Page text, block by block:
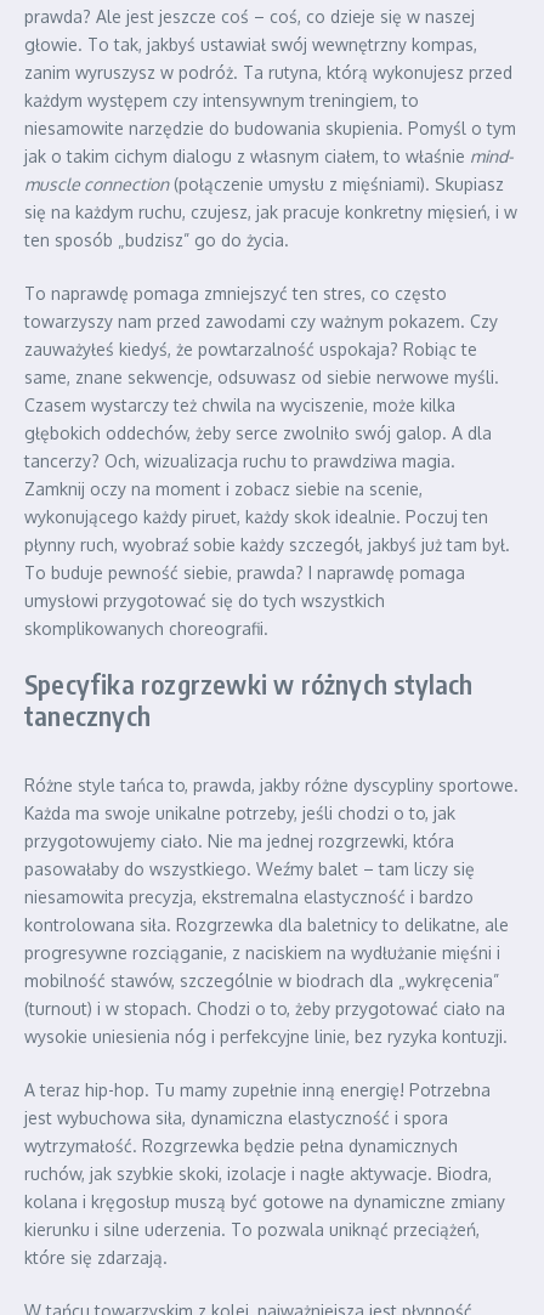
prawda? Ale jest jeszcze coś – coś, co dzieje się w naszej
głowie. To tak, jakbyś ustawiał swój wewnętrzny kompas,
zanim wyruszysz w podróż. Ta rutyna, którą wykonujesz przed
każdym występem czy intensywnym treningiem, to
niesamowite narzędzie do budowania skupienia. Pomyśl o tym
jak o takim cichym dialogu z własnym ciałem, to właśnie mind-
muscle connection(połączenie umysłu z mięśniami). Skupiasz
się na każdym ruchu, czujesz, jak pracuje konkretny mięsień, i w
ten sposób „budzisz” go do życia.
To naprawdę pomaga zmniejszyć ten stres, co często
towarzyszy nam przed zawodami czy ważnym pokazem. Czy
zauważyłeś kiedyś, że powtarzalność uspokaja? Robiąc te
same, znane sekwencje, odsuwasz od siebie nerwowe myśli.
Czasem wystarczy też chwila na wyciszenie, może kilka
głębokich oddechów, żeby serce zwolniło swój galop. A dla
tancerzy? Och, wizualizacja ruchu to prawdziwa magia.
Zamknij oczy na moment i zobacz siebie na scenie,
wykonującego każdy piruet, każdy skok idealnie. Poczuj ten
płynny ruch, wyobraź sobie każdy szczegół, jakbyś już tam był.
To buduje pewność siebie, prawda? I naprawdę pomaga
umysłowi przygotować się do tych wszystkich
skomplikowanych choreografii.
Specyfika rozgrzewki w różnych stylach
tanecznych
Różne style tańca to, prawda, jakby różne dyscypliny sportowe.
Każda ma swoje unikalne potrzeby, jeśli chodzi o to, jak
przygotowujemy ciało. Nie ma jednej rozgrzewki, która
pasowałaby do wszystkiego. Weźmy balet – tam liczy się
niesamowita precyzja, ekstremalna elastyczność i bardzo
kontrolowana siła. Rozgrzewka dla baletnicy to delikatne, ale
progresywne rozciąganie, z naciskiem na wydłużanie mięśni i
mobilność stawów, szczególnie w biodrach dla „wykręcenia”
(turnout) i w stopach. Chodzi o to, żeby przygotować ciało na
wysokie uniesienia nóg i perfekcyjne linie, bez ryzyka kontuzji.
A teraz hip-hop. Tu mamy zupełnie inną energię! Potrzebna
jest wybuchowa siła, dynamiczna elastyczność i spora
wytrzymałość. Rozgrzewka będzie pełna dynamicznych
ruchów, jak szybkie skoki, izolacje i nagłe aktywacje. Biodra,
kolana i kręgosłup muszą być gotowe na dynamiczne zmiany
kierunku i silne uderzenia. To pozwala uniknąć przeciążeń,
które się zdarzają.
W tańcu towarzyskim z kolei, najważniejsza jest płynność,